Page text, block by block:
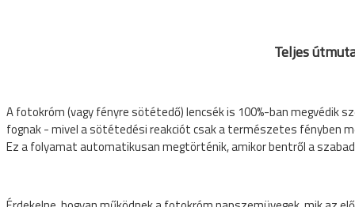
Teljes
A fotokróm (vagy fényre sötétedő) lencsék is 100%-ban
fognak - mivel a sötétedési reakciót csak a természetes fényben
Ez a folyamat automatikusan megtörténik, amikor bentről a